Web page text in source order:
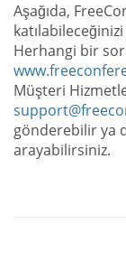
Aşağıda,
Herhangi bir
Müşteri
gönderebilir ya
arayabilirsiniz.